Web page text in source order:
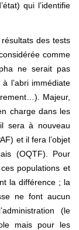
qui l’identifie
des tests
comme
ne serait pas
l’abri immédiate
Majeur,
charge dans les
sera à nouveau
et il fera l’objet
(OQTF). Pour
populations et
la différence ; la
ne font aucun
(le
mais pour les